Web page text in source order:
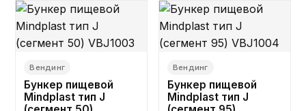
Вендинг
Бункер пищевой
Mindplast тип J
Вендинг
Бункер пищевой
Mindplast тип J